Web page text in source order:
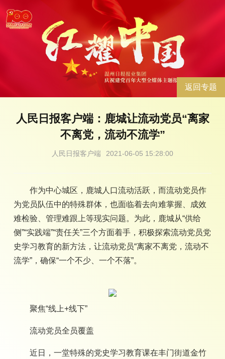
返回专题
人民日报客户端：鹿城让流动党员“离家
不离党，流动不流学”
人民日报客户端 2021-06-05 15:28:00
作为中心城区，鹿城人口流动活跃，而流动党员作
为党员队伍中的特殊群体，也面临着去向难掌握、成效
难检验、管理难跟上等现实问题。为此，鹿城从“供给
侧”“实践端”“责任关”三个方面着手，积极探索流动党员党
史学习教育的新方法，让流动党员“离家不离党，流动不
流学”，确保“一个不少、一个不落”。
聚焦“线上+线下”
流动党员全员覆盖
近日，一堂特殊的党史学习教育课在丰门街道金竹